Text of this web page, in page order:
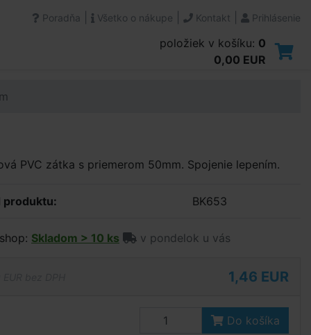
Poradňa Všetko o nákupe Kontakt Prihlásenie
položiek v košíku: 0
0,00 EUR
PVC zátka s priemerom 50mm. Spojenie lepením.
produktu: BK653
Skladom > 10 ks v pondelok u vás
1,46 EUR
Do košíka